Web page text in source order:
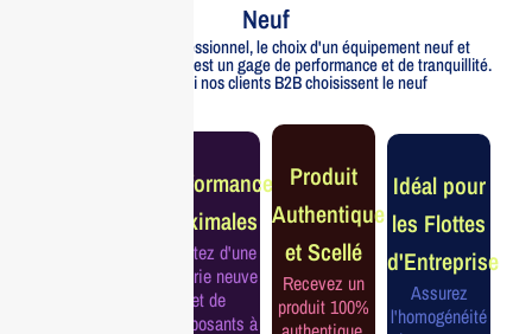
Neuf
Pour un usage professionnel, le choix d'un équipement neuf et
officiellement distribué est un gage de performance et de tranquillité.
Voici pourquoi nos clients B2B choisissent le neuf
Performance
Maximales
Profitez d'une
batterie neuve
et de
composants à
Produit
Authentique
et Scellé
Recevez un
produit 100%
Idéal pour
les Flottes
d'Entreprise
Assurez
l'homogénéité